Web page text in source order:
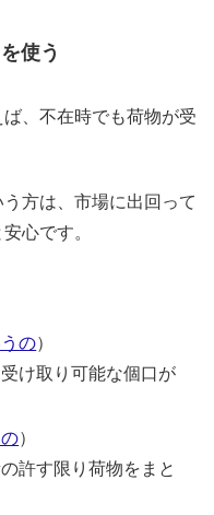
使う
、不在時でも荷物が受
方は、市場に出回って
心です。
の）
け取り可能な個口が
）
許す限り荷物をまと